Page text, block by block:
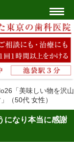
「美味しい物を沢山
（50代 女性）
になり本当に感謝